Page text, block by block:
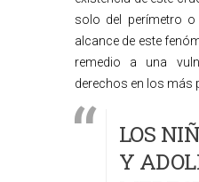
solo del perímetro o
alcance de este
remedio a una
derechos en los más
LOS
Y